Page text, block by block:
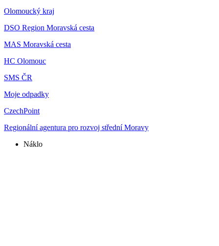
Olomoucký kraj
DSO Region Moravská cesta
MAS Moravská cesta
HC Olomouc
SMS ČR
Moje odpadky
CzechPoint
Regionální agentura pro rozvoj střední Moravy
Náklo